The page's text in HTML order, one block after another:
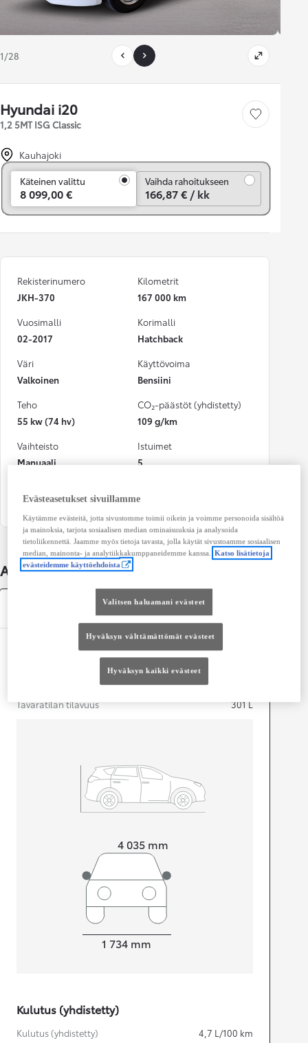
1/28
Hyundai i20
1,2 5MT ISG Classic
Tallenna auto
Kauhajoki
Käteinen valittu
8 099,00 €
Vaihda rahoitukseen
166,87 € / kk
Rekisterinumero
JKH-370
Kilometrit
167 000 km
Vuosimalli
02-2017
Korimalli
Hatchback
Väri
Valkoinen
Käyttövoima
Bensiini
Teho
55 kw (74 hv)
CO₂-päästöt (yhdistetty)
109 g/km
Vaihteisto
Manuaali
Istuimet
5
Auton lisätiedot
Mitat ja tilavuus
Tavaratilan tilavuus
301 L
Pituus
4 035 mm
Leveys
1 734 mm
Kulutus (yhdistetty)
Kulutus (yhdistetty) 4,7 L/100 km
Evästeasetukset sivuillamme
Käytämme evästeitä, jotta sivustomme toimii oikein ja voimme personoida sisältöä
ja mainoksia, tarjota sosiaalisen median ominaisuuksia ja analysoida
tietoliikennettä. Jaamme myös tietoja tavasta, jolla käytät sivustoamme sosiaalisen
median, mainonta- ja analytiikkakumppaneidemme kanssa. Katso lisätietoja
evästeidemme käyttöehdoista
Valitsen haluamani evästeet
Hyväksyn välttämättömät evästeet
Hyväksyn kaikki evästeet